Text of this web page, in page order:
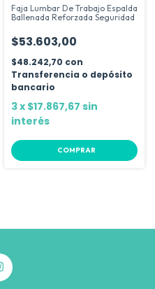
Faja Lumbar De Trabajo Espalda
Ballenada Reforzada Seguridad
$53.603,00
$48.242,70 con
Transferencia o depósito
bancario
3x $17.867,67 sin
interés
COMPRAR